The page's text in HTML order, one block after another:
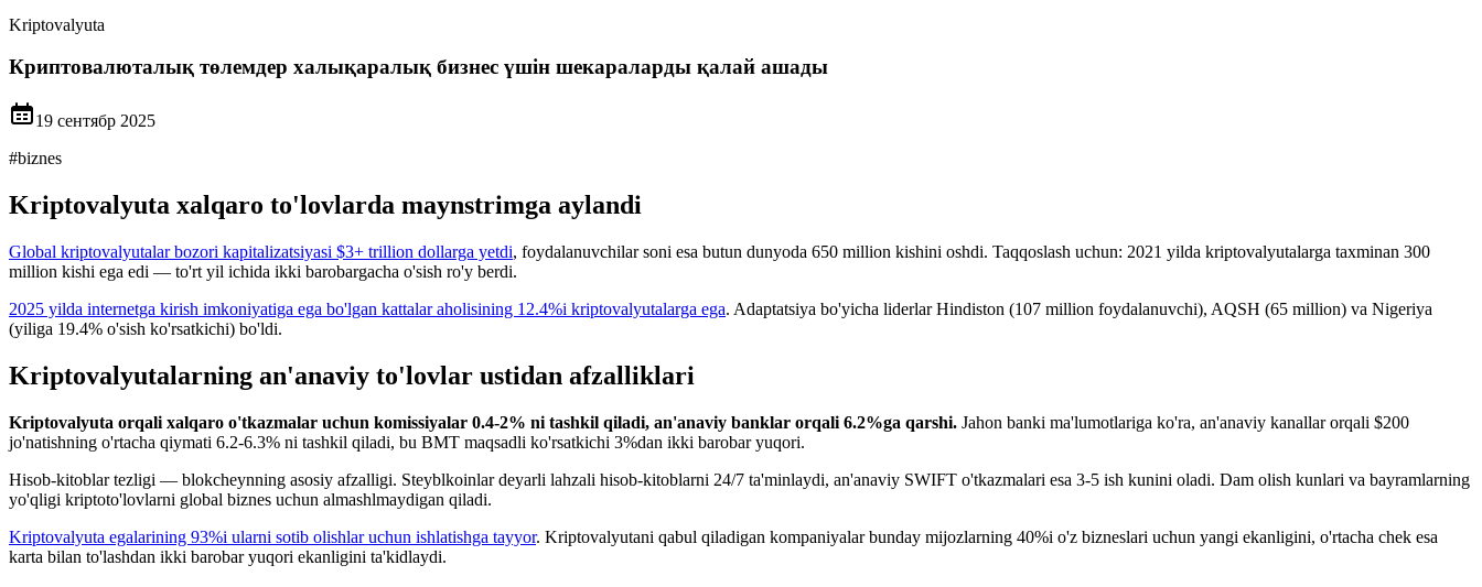
Kriptovalyuta
Криптовалюталық төлемдер халықаралық бизнес үшін шекараларды қалай ашады
19 сентябр 2025
#biznes
Kriptovalyuta xalqaro to'lovlarda maynstrimga aylandi
Global kriptovalyutalar bozori kapitalizatsiyasi $3+ trillion dollarga yetdi, foydalanuvchilar soni esa butun dunyoda 650 million kishini oshdi. Taqqoslash uchun: 2021 yilda kriptovalyutalarga taxminan 300
million kishi ega edi — to'rt yil ichida ikki barobargacha o'sish ro'y berdi.
2025 yilda internetga kirish imkoniyatiga ega bo'lgan kattalar aholisining 12.4%i kriptovalyutalarga ega. Adaptatsiya bo'yicha liderlar Hindiston (107 million foydalanuvchi), AQSH (65 million) va Nigeriya
(yiliga 19.4% o'sish ko'rsatkichi) bo'ldi.
Kriptovalyutalarning an'anaviy to'lovlar ustidan afzalliklari
Kriptovalyuta orqali xalqaro o'tkazmalar uchun komissiyalar 0.4-2% ni tashkil qiladi, an'anaviy banklar orqali 6.2%ga qarshi. Jahon banki ma'lumotlariga ko'ra, an'anaviy kanallar orqali $200
jo'natishning o'rtacha qiymati 6.2-6.3% ni tashkil qiladi, bu BMT maqsadli ko'rsatkichi 3%dan ikki barobar yuqori.
Hisob-kitoblar tezligi — blokcheynning asosiy afzalligi. Steyblkoinlar deyarli lahzali hisob-kitoblarni 24/7 ta'minlaydi, an'anaviy SWIFT o'tkazmalari esa 3-5 ish kunini oladi. Dam olish kunlari va bayramlarning
yo'qligi kriptoto'lovlarni global biznes uchun almashlmaydigan qiladi.
Kriptovalyuta egalarining 93%i ularni sotib olishlar uchun ishlatishga tayyor. Kriptovalyutani qabul qiladigan kompaniyalar bunday mijozlarning 40%i o'z bizneslari uchun yangi ekanligini, o'rtacha chek esa
karta bilan to'lashdan ikki barobar yuqori ekanligini ta'kidlaydi.